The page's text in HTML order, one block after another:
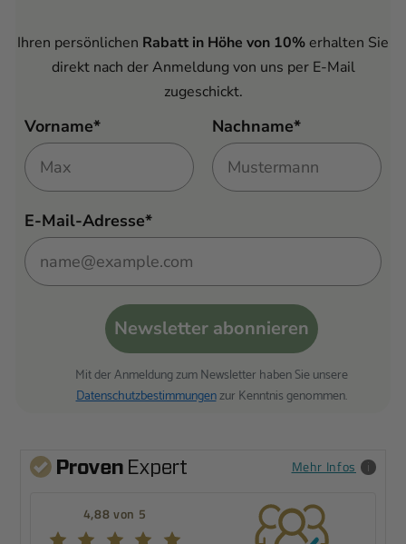
Ihren persönlichen Rabatt in Höhe von 10%erhalten Sie
direkt nach der Anmeldung von uns per E-Mail
zugeschickt.
Vorname* Nachname*
E-Mail-Adresse*
Newsletter abonnieren
Mit der Anmeldung zum Newsletter haben Sie unsere
Datenschutzbestimmungenzur Kenntnis genommen.
Mehr Infos
4,88 von 5